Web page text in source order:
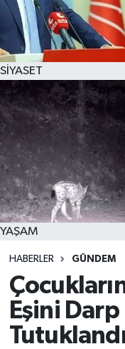
SİYASET
YAŞAM
HABERLER GÜNDEM
Eşini